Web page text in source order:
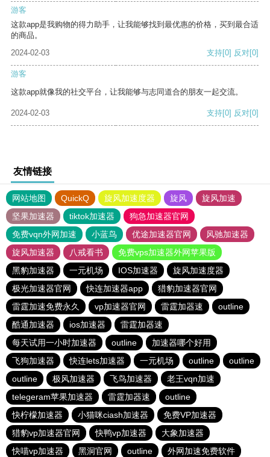
游客
这款app是我购物的得力助手，让我能够找到最优惠的价格，买到最合适
的商品。
2024-02-03
支持[0] 反对[0]
游客
这款app就像我的社交平台，让我能够与志同道合的朋友一起交流。
2024-02-03 支持[0] 反对[0]
友情链接
网站地图 QuickQ 旋风加速度器 旋风
旋风加速
坚果加速器
tiktok加速器
狗急加速器官网
免费vqn外网加速
小蓝鸟 优途加速器官网
风驰加速器
旋风加速器
八戒看书
免费vps加速器外网苹果版
黑豹加速器
一元机场 IOS加速器
旋风加速度器
极光加速器官网
快连加速器app
猎豹加速器官网
雷霆加速免费永久
vp加速器官网 雷霆加器速
outline
酷通加速器
ios加速器
雷霆加器速
每天试用一小时加速器
outline
加速器哪个好用
飞狗加速器
快连lets加速器 一元机场 outline
outline
outline
极风加速器 飞鸟加速器
老王vqn加速
telegeram苹果加速器
雷霆加器速
outline
快柠檬加速器
小猫咪ciash加速器
免费VP加速器
猎豹vp加速器官网
快鸭vp加速器
大象加速器
快喵vp加速器
黑洞官网 outline 外网加速免费软件